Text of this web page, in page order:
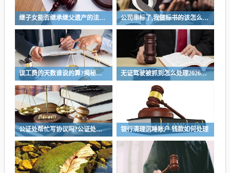
继子女能否继承继父遗产的法律解析与探讨 公司串标了,我做标书的该怎么办?公司涉嫌串标行为，我该如何应对制作标书的风险？
误工费的天数谁说的算?揭秘误工费天数判定权，是谁说了算 无证驾驶被抓到怎么处理2026，无证驾驶处理指南，如何应对2026年无证驾驶被抓情况
公证处帮忙写协议吗?公证处协助撰写协议，专业法律服务为您保驾护航 银行清理沉睡账户 钱款如何处理